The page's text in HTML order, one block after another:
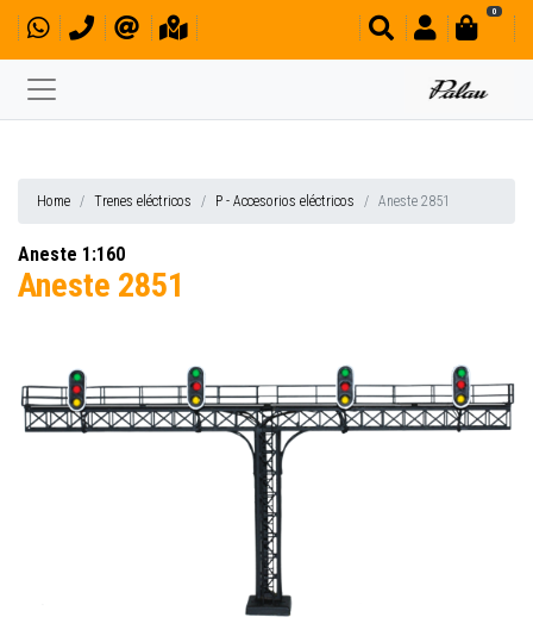
0
Home Trenes eléctricos P - Accesorios eléctricos Aneste 2851
Aneste 1:160
Aneste 2851